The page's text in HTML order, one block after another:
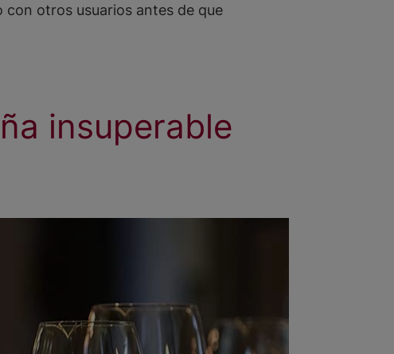
otros usuarios antes de que
insuperable